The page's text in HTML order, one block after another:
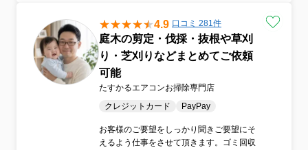
4.9 口コミ 281件
庭木の剪定・伐採・抜根や草刈
り・芝刈りなどまとめてご依頼
可能
たすかるエアコンお掃除専門店
クレジットカード
PayPay
お客様のご要望をしっかり聞きご要望にそ
えるよう仕事をさせて頂きます。ゴミ回収